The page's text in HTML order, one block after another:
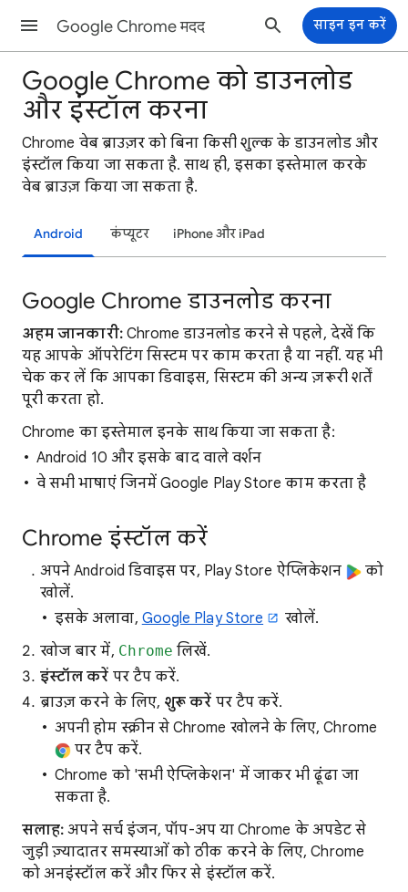
Google Chrome मदद साइन इन करें
Google Chrome को डाउनलोड
और इंस्टॉल करना
Chrome वेब ब्राउज़र को बिना किसी शुल्क के डाउनलोड और
इंस्टॉल किया जा सकता है. साथ ही, इसका इस्तेमाल करके
वेब ब्राउज़ किया जा सकता है.
Android कंप्यूटर iPhone और iPad
Google Chrome डाउनलोड करना
अहम जानकारी:Chrome डाउनलोड करने से पहले, देखें कि
यह आपके ऑपरेटिंग सिस्टम पर काम करता है या नहीं. यह भी
चेक कर लें कि आपका डिवाइस, सिस्टम की अन्य ज़रूरी शर्तें
पूरी करता हो.
Chrome का इस्तेमाल इनके साथ किया जा सकता है:
Android 10 और इसके बाद वाले वर्शन
वे सभी भाषाएं जिनमें Google Play Store काम करता है
Chrome इंस्टॉल करें
अपने Android डिवाइस पर, Play Store ऐप्लिकेशन
को
खोलें.
इसके अलावा, Google Play Store
खोलें.
खोज बार में, Chrome लिखें.
इंस्टॉल करें पर टैप करें.
ब्राउज़ करने के लिए, शुरू करें पर टैप करें.
अपनी होम स्क्रीन से Chrome खोलने के लिए, Chrome
पर टैप करें.
Chrome को 'सभी ऐप्लिकेशन' में जाकर भी ढूंढा जा
सकता है.
सलाह: अपने सर्च इंजन, पॉप-अप या Chrome के अपडेट से
जुड़ी ज़्यादातर समस्याओं को ठीक करने के लिए, Chrome
को अनइंस्टॉल करें और फिर से इंस्टॉल करें.